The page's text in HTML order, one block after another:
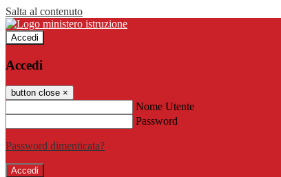
Salta al contenuto
Accedi
Accedi
button close ×
Nome Utente
Password
Password dimenticata?